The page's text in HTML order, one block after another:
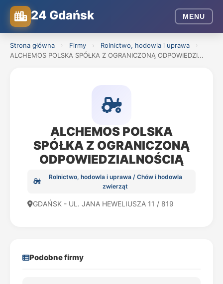
24 Gdańsk MENU
Strona główna › Firmy › Rolnictwo, hodowla i uprawa
›
ALCHEMOS POLSKA SPÓŁKA Z OGRANICZONĄ ODPOWIEDZI...
ALCHEMOS POLSKA
SPÓŁKA Z OGRANICZONĄ
ODPOWIEDZIALNOŚCIĄ
Rolnictwo, hodowla i uprawa / Chów i hodowla
zwierząt
GDAŃSK - UL. JANA HEWELIUSZA 11 / 819
Podobne firmy